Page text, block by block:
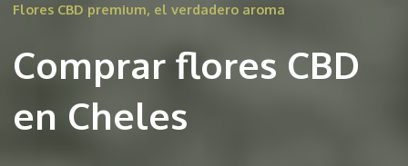
Flores CBD premium, el verdadero aroma
Comprar flores CBD
en Cheles